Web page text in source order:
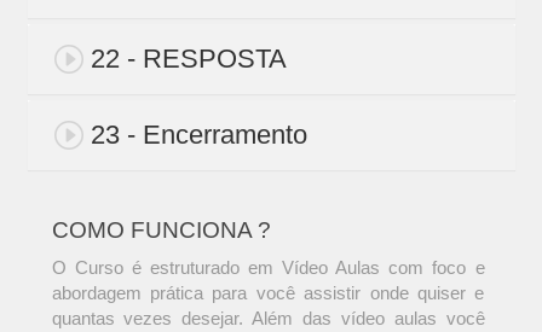
22 - RESPOSTA
23 - Encerramento
COMO FUNCIONA ?
O Curso é estruturado em Vídeo Aulas com foco e
abordagem prática para você assistir onde quiser e
quantas vezes desejar. Além das vídeo aulas você